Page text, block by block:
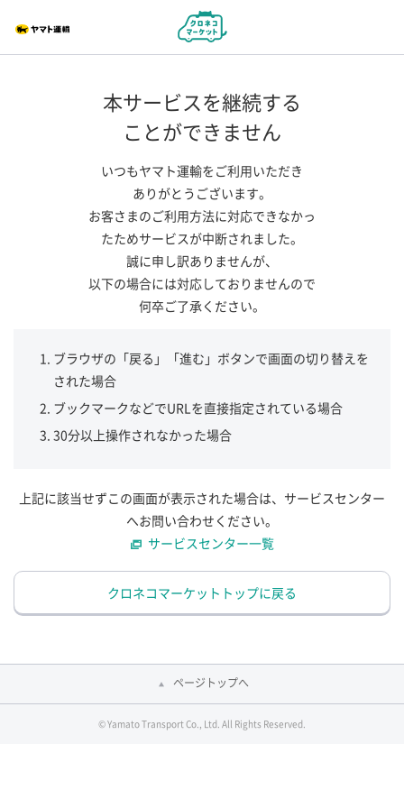
本サービスを継続する
ことができません
いつもヤマト運輸をご利用いただき
ありがとうございます。
お客さまのご利用方法に対応できなかっ
たためサービスが中断されました。
誠に申し訳ありませんが、
以下の場合には対応しておりませんので
何卒ご了承ください。
ブラウザの「戻る」「進む」ボタンで画面の切り替えを
された場合
ブックマークなどでURLを直接指定されている場合
30分以上操作されなかった場合
上記に該当せずこの画面が表示された場合は、サービスセンター
へお問い合わせください。
サービスセンター一覧
クロネコマーケットトップに戻る
ページトップへ
© Yamato Transport Co., Ltd. All Rights Reserved.